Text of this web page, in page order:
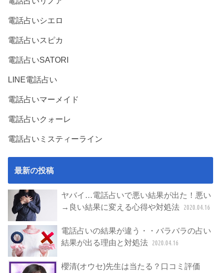
電話占いシエロ
電話占いスピカ
電話占いSATORI
LINE電話占い
電話占いマーメイド
電話占いクォーレ
電話占いミスティーライン
最新の投稿
ヤバイ…電話占いで悪い結果が出た！悪い
→良い結果に変える心得や対処法 2020.04.16
電話占いの結果が違う・・バラバラの占い
結果が出る理由と対処法 2020.04.16
櫻清(オウセ)先生は当たる？口コミ評価